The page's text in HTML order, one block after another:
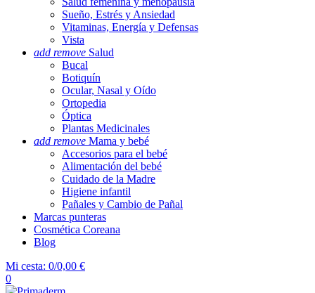
Sueño, Estrés y Ansiedad
Vitaminas, Energía y Defensas
Vista
add remove Salud
Bucal
Botiquín
Ocular, Nasal y Oído
Ortopedia
Óptica
Plantas Medicinales
add remove Mama y bebé
Accesorios para el bebé
Alimentación del bebé
Cuidado de la Madre
Higiene infantil
Pañales y Cambio de Pañal
Marcas punteras
Cosmética Coreana
Blog
Mi cesta: 0/0,00 €
0